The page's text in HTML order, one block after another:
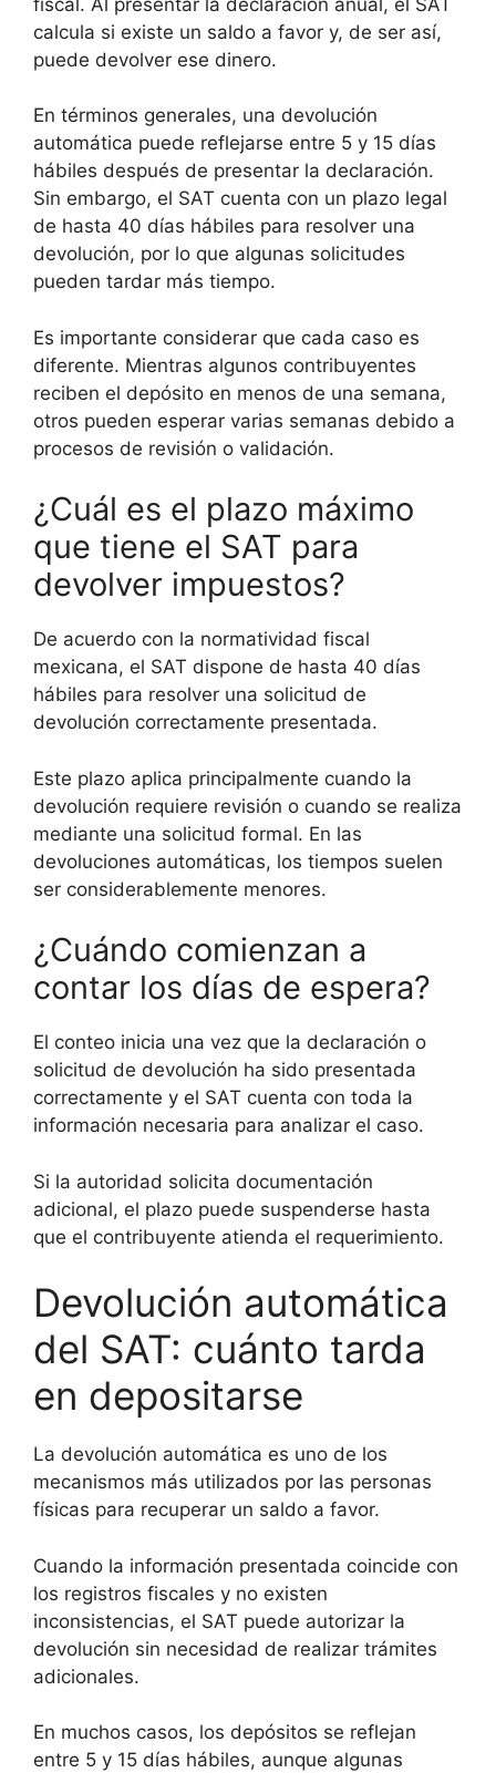
calcula si existe un saldo a favor y, de ser así,
puede devolver ese dinero.
En términos generales, una devolución
automática puede reflejarse entre 5 y 15 días
hábiles después de presentar la declaración.
Sin embargo, el SAT cuenta con un plazo legal
de hasta 40 días hábiles para resolver una
devolución, por lo que algunas solicitudes
pueden tardar más tiempo.
Es importante considerar que cada caso es
diferente. Mientras algunos contribuyentes
reciben el depósito en menos de una semana,
otros pueden esperar varias semanas debido a
procesos de revisión o validación.
¿Cuál es el plazo máximo
que tiene el SAT para
devolver impuestos?
De acuerdo con la normatividad fiscal
mexicana, el SAT dispone de hasta 40 días
hábiles para resolver una solicitud de
devolución correctamente presentada.
Este plazo aplica principalmente cuando la
devolución requiere revisión o cuando se realiza
mediante una solicitud formal. En las
devoluciones automáticas, los tiempos suelen
ser considerablemente menores.
¿Cuándo comienzan a
contar los días de espera?
El conteo inicia una vez que la declaración o
solicitud de devolución ha sido presentada
correctamente y el SAT cuenta con toda la
información necesaria para analizar el caso.
Si la autoridad solicita documentación
adicional, el plazo puede suspenderse hasta
que el contribuyente atienda el requerimiento.
Devolución automática
del SAT: cuánto tarda
en depositarse
La devolución automática es uno de los
mecanismos más utilizados por las personas
físicas para recuperar un saldo a favor.
Cuando la información presentada coincide con
los registros fiscales y no existen
inconsistencias, el SAT puede autorizar la
devolución sin necesidad de realizar trámites
adicionales.
En muchos casos, los depósitos se reflejan
entre 5 y 15 días hábiles, aunque algunas